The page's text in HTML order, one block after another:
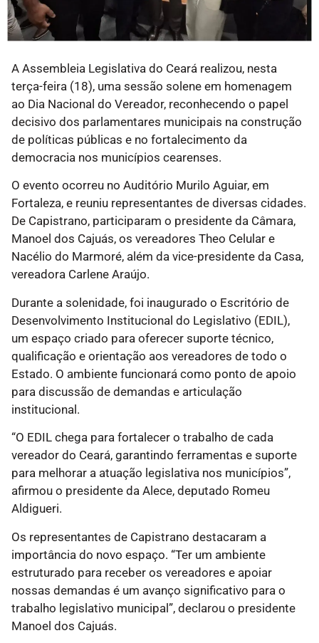
A Assembleia Legislativa do Ceará realizou, nesta
terça-feira (18), uma sessão solene em homenagem
ao Dia Nacional do Vereador, reconhecendo o papel
decisivo dos parlamentares municipais na construção
de políticas públicas e no fortalecimento da
democracia nos municípios cearenses.
O evento ocorreu no Auditório Murilo Aguiar, em
Fortaleza, e reuniu representantes de diversas cidades.
De Capistrano, participaram o presidente da Câmara,
Manoel dos Cajuás, os vereadores Theo Celular e
Nacélio do Marmoré, além da vice-presidente da Casa,
vereadora Carlene Araújo.
Durante a solenidade, foi inaugurado o Escritório de
Desenvolvimento Institucional do Legislativo (EDIL),
um espaço criado para oferecer suporte técnico,
qualificação e orientação aos vereadores de todo o
Estado. O ambiente funcionará como ponto de apoio
para discussão de demandas e articulação
institucional.
“O EDIL chega para fortalecer o trabalho de cada
vereador do Ceará, garantindo ferramentas e suporte
para melhorar a atuação legislativa nos municípios”,
afirmou o presidente da Alece, deputado Romeu
Aldigueri.
Os representantes de Capistrano destacaram a
importância do novo espaço. “Ter um ambiente
estruturado para receber os vereadores e apoiar
nossas demandas é um avanço significativo para o
trabalho legislativo municipal”, declarou o presidente
Manoel dos Cajuás.